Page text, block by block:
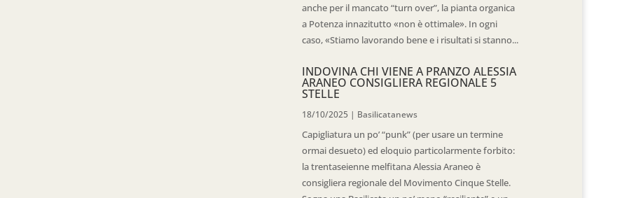
anche per il mancato “turn over”, la pianta organica
a Potenza innazitutto «non è ottimale». In ogni
caso, «Stiamo lavorando bene e i risultati si stanno...
INDOVINA CHI VIENE A PRANZO ALESSIA
ARANEO CONSIGLIERA REGIONALE 5
STELLE
18/10/2025 | Basilicatanews
Capigliatura un po’ “punk” (per usare un termine
ormai desueto) ed eloquio particolarmente forbito:
la trentaseienne melfitana Alessia Araneo è
consigliera regionale del Movimento Cinque Stelle.